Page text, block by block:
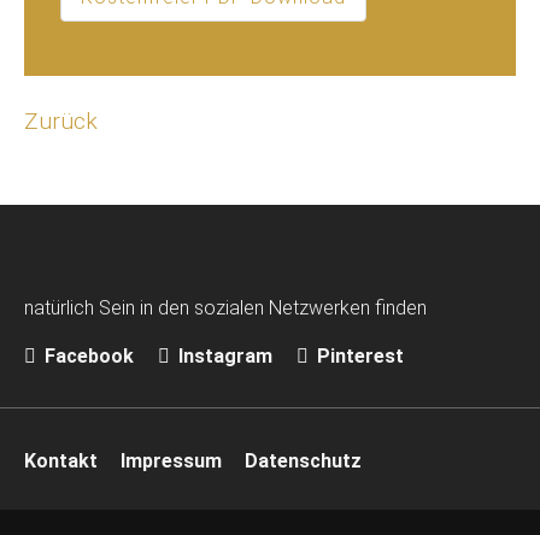
Zurück
natürlich Sein in den sozialen Netzwerken finden
Facebook Instagram Pinterest
überspringen
Kontakt Impressum Datenschutz